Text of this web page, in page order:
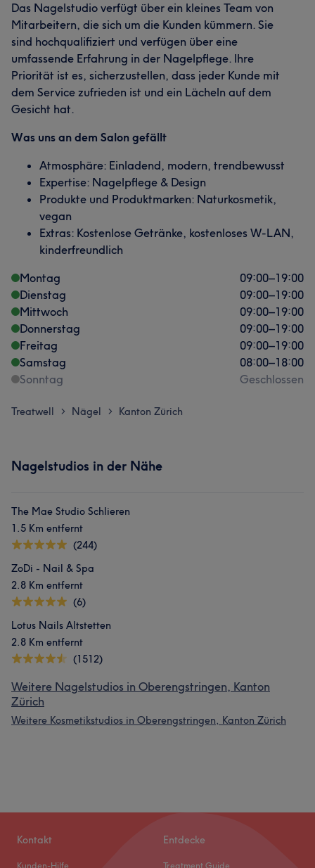
Das Nagelstudio verfügt über ein kleines Team von
Mitarbeitern, die sich um die Kunden kümmern. Sie
sind hochqualifiziert und verfügen über eine
umfassende Erfahrung in der Nagelpflege. Ihre
Priorität ist es, sicherzustellen, dass jeder Kunde mit
dem Service zufrieden ist und ein Lächeln auf dem
Gesicht hat.
Was uns an dem Salon gefällt
Atmosphäre: Einladend, modern, trendbewusst
Expertise: Nagelpflege & Design
Produkte und Produktmarken: Naturkosmetik,
vegan
Extras: Kostenlose Getränke, kostenloses W-LAN,
kinderfreundlich
Montag
09:00–19:00
Dienstag
09:00–19:00
Mittwoch
09:00–19:00
Donnerstag
09:00–19:00
Freitag
09:00–19:00
Samstag
08:00–18:00
Sonntag
Geschlossen
Treatwell > Nägel > Kanton Zürich
Nagelstudios in der Nähe
The Mae Studio Schlieren
1.5 Km entfernt
(244)
ZoDi - Nail & Spa
2.8 Km entfernt
(6)
Lotus Nails Altstetten
2.8 Km entfernt
(1512)
Weitere Nagelstudios in Oberengstringen, Kanton
Zürich
Weitere Kosmetikstudios in Oberengstringen, Kanton Zürich
Kontakt
Kunden-Hilfe
Entdecke
Treatment Guide